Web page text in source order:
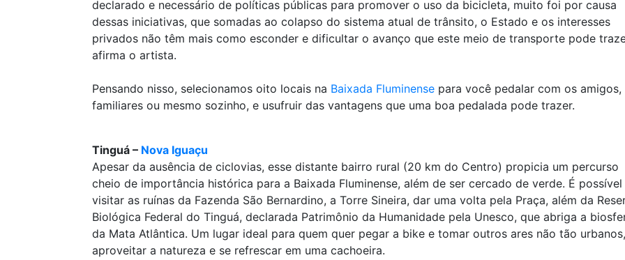
declarado e necessário de políticas públicas para promover o uso da bicicleta, muito foi por causa
dessas iniciativas, que somadas ao colapso do sistema atual de trânsito, o Estado e os interesses
privados não têm mais como esconder e dificultar o avanço que este meio de transporte pode
afirma o artista.
Pensando nisso, selecionamos oito locais na Baixada Fluminense para você pedalar com os amigos,
familiares ou mesmo sozinho, e usufruir das vantagens que uma boa pedalada pode trazer.
Tinguá – Nova Iguaçu
Apesar da ausência de ciclovias, esse distante bairro rural (20 km do Centro) propicia um percurso
cheio de importância histórica para a Baixada Fluminense, além de ser cercado de verde. É possível
visitar as ruínas da Fazenda São Bernardino, a Torre Sineira, dar uma volta pela Praça, além da
Biológica Federal do Tinguá, declarada Patrimônio da Humanidade pela Unesco, que abriga a
da Mata Atlântica. Um lugar ideal para quem quer pegar a bike e tomar outros ares não tão urbanos,
aproveitar a natureza e se refrescar em uma cachoeira.